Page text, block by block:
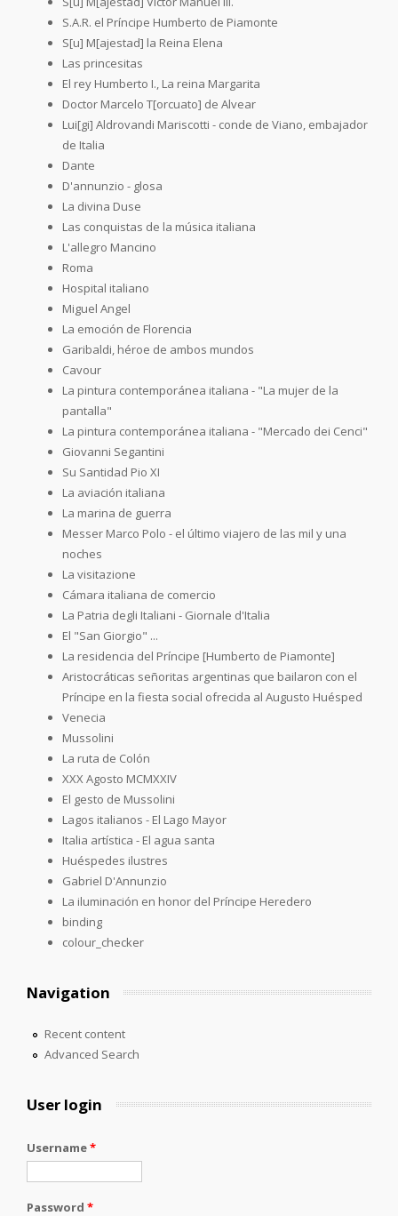
S.A.R. el Príncipe Humberto de Piamonte
S[u] M[ajestad] la Reina Elena
Las princesitas
El rey Humberto I., La reina Margarita
Doctor Marcelo T[orcuato] de Alvear
Lui[gi] Aldrovandi Mariscotti - conde de Viano, embajador
de Italia
Dante
D'annunzio - glosa
La divina Duse
Las conquistas de la música italiana
L'allegro Mancino
Roma
Hospital italiano
Miguel Angel
La emoción de Florencia
Garibaldi, héroe de ambos mundos
Cavour
La pintura contemporánea italiana - "La mujer de la
pantalla"
La pintura contemporánea italiana - "Mercado dei Cenci"
Giovanni Segantini
Su Santidad Pio XI
La aviación italiana
La marina de guerra
Messer Marco Polo - el último viajero de las mil y una
noches
La visitazione
Cámara italiana de comercio
La Patria degli Italiani - Giornale d'Italia
El "San Giorgio" ...
La residencia del Príncipe [Humberto de Piamonte]
Aristocráticas señoritas argentinas que bailaron con el
Príncipe en la fiesta social ofrecida al Augusto Huésped
Venecia
Mussolini
La ruta de Colón
XXX Agosto MCMXXIV
El gesto de Mussolini
Lagos italianos - El Lago Mayor
Italia artística - El agua santa
Huéspedes ilustres
Gabriel D'Annunzio
La iluminación en honor del Príncipe Heredero
binding
colour_checker
Navigation
Recent content
Advanced Search
User login
Username*
Password *